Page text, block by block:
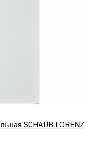
КУПИТЬSCHAUB LORENZ